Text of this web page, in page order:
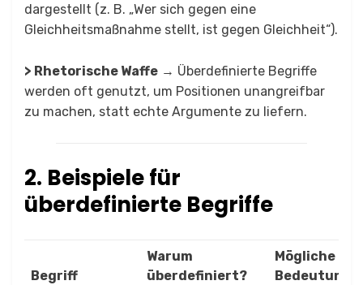
dargestellt (z. B. „Wer sich gegen eine
Gleichheitsmaßnahme stellt, ist gegen Gleichheit“).
> Rhetorische Waffe → Überdefinierte Begriffe
werden oft genutzt, um Positionen unangreifbar
zu machen, statt echte Argumente zu liefern.
2. Beispiele für
überdefinierte Begriffe
Begriff
Warum
überdefiniert?
Mögliche